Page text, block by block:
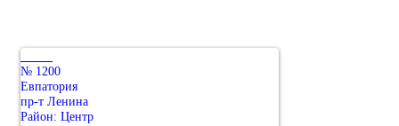
№ 1200
Евпатория
пр-т Ленина
Район: Центр